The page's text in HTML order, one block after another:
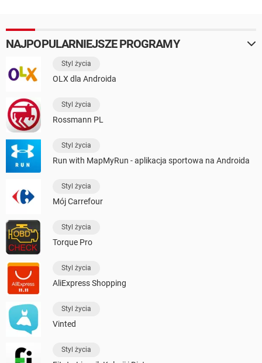
NAJPOPULARNIEJSZE PROGRAMY
Styl życia
OLX dla Androida
Styl życia
Rossmann PL
Styl życia
Run with MapMyRun - aplikacja sportowa na Androida
Styl życia
Mój Carrefour
Styl życia
Torque Pro
Styl życia
AliExpress Shopping
Styl życia
Vinted
Styl życia